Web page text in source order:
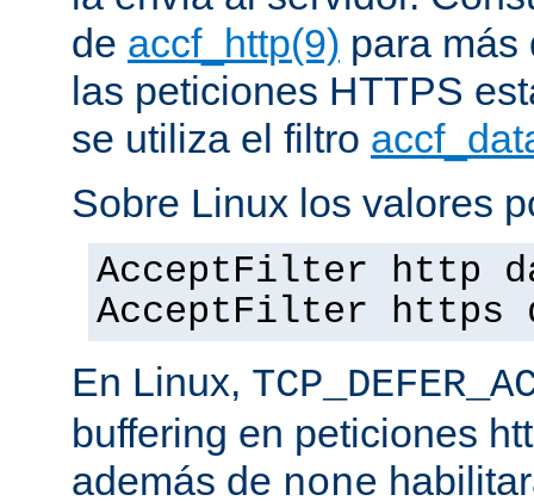
de accf_http(9) para más
las peticiones HTTPS
se utiliza el filtro
Sobre Linux los valores
AcceptFilter http
AcceptFilter https
En Linux,
buffering en peticiones
además de none